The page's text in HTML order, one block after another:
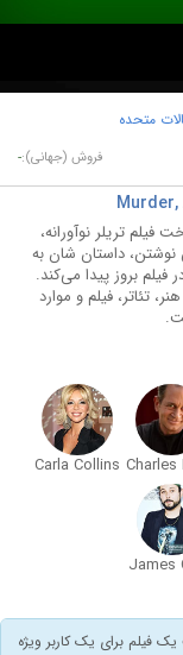
متحده
فروش (جهانی):-
تریلر نوآورانه،
نوشتن، داستان شان به
بروز پیدا می‌کند.
تئاتر، فیلم و موارد
Carla Collins